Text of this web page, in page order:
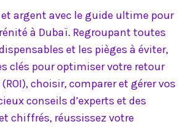
argent avec le guide ultime pour
à Dubaï. Regroupant toutes
et les pièges à éviter,
clés pour optimiser votre retour
choisir, comparer et gérer vos
conseils d’experts et des
chiffrés, réussissez votre